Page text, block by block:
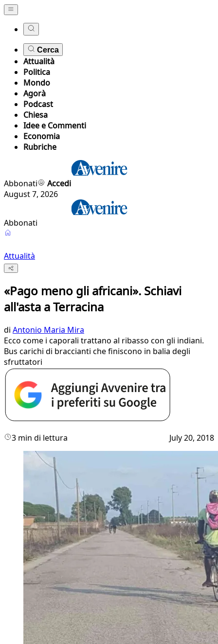
Cerca
Attualità
Politica
Mondo
Agorà
Podcast
Chiesa
Idee e Commenti
Economia
Rubriche
Abbonati
Accedi
August 7, 2026
Abbonati
Attualità
«Pago meno gli africani». Schiavi
all'asta a Terracina
di Antonio Maria Mira
Ecco come i caporali trattano al ribasso con gli indiani.
Bus carichi di braccianti che finiscono in balia degli
sfruttatori
3 min di lettura July 20, 2018